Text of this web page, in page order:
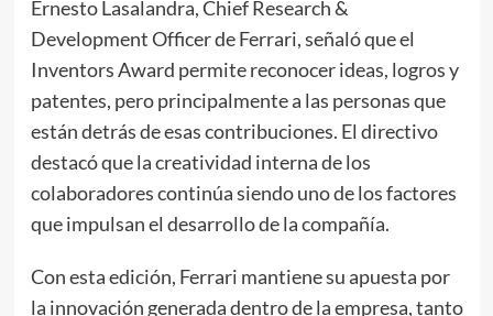
Ernesto Lasalandra, Chief Research &
Development Officer de Ferrari, señaló que el
Inventors Award permite reconocer ideas, logros y
patentes, pero principalmente a las personas que
están detrás de esas contribuciones. El directivo
destacó que la creatividad interna de los
colaboradores continúa siendo uno de los factores
que impulsan el desarrollo de la compañía.
Con esta edición, Ferrari mantiene su apuesta por
la innovación generada dentro de la empresa, tanto